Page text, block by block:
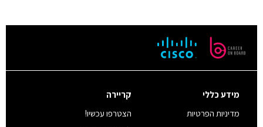
מידע כללי
מדיניות הפרטיות
קריירה
הצטרפו עכשיו!